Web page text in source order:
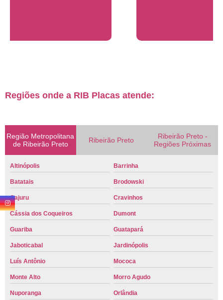
Regiões onde a RIB Placas atende:
Região Metropolitana
de Ribeirão Preto
Ribeirão Preto
Ribeirão Preto -
Regiões Próximas
Altinópolis Barrinha
Batatais Brodowski
Cajuru Cravinhos
Cássia dos Coqueiros Dumont
Guariba Guatapará
Jaboticabal Jardinópolis
Luís Antônio Mococa
Monte Alto Morro Agudo
Nuporanga Orlândia